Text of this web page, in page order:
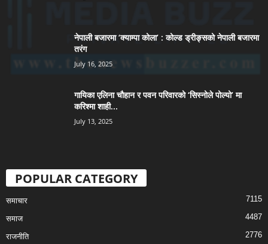
नेपाली बजारमा ‘क्याम्पा कोला’ : कोल्ड ड्रीङ्सको नेपाली बजारमा
तरंग
July 16, 2025
गायिका एलिना चौहान र पवन परिवारको ‘सिस्नोले पोल्यो’ मा
करिश्मा शाही...
July 13, 2025
POPULAR CATEGORY
समाचार 7115
समाज 4487
राजनीति 2776